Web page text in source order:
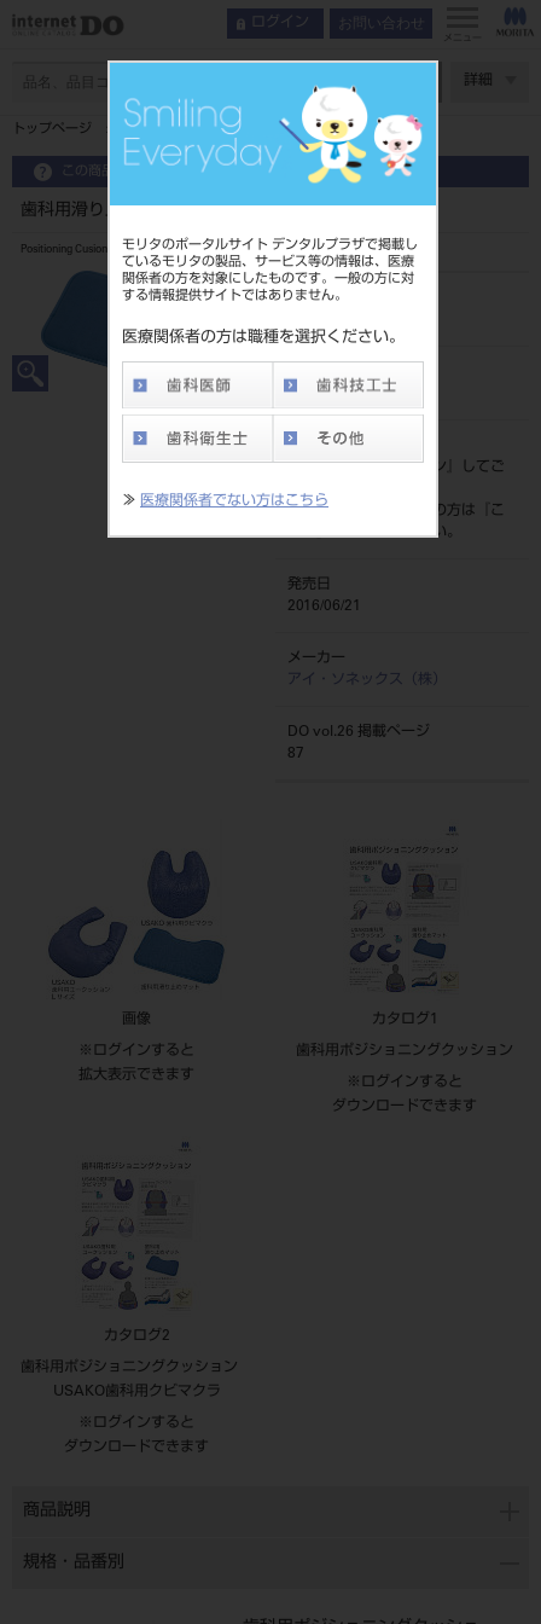
モリタのポータルサイト デンタルプラザで掲載し
ているモリタの製品、サービス等の情報は、医療
関係者の方を対象にしたものです。一般の方に対
する情報提供サイトではありません。
医療関係者の方は職種を選択ください。
≫ 医療関係者でない方はこちら
ログイン お問い合わせ
メニュー
詳細
トップページ 歯科用滑り止めマット
この商品に関するお問い合わせ
歯科用滑り止めマット
Positioning Cusion
品目コード
4560232691859
標準価格
価格の確認は『ログイン
』してご
ネット会員登録がまだの方は『
こ
ちら』より登録ください。
発売日
2016/06/21
メーカー
アイ・ソネックス（株）
DO vol.26 掲載ページ
87
画像
※ログインすると
拡大表示できます
カタログ1
歯科用ポジショニングクッション
※ログインすると
ダウンロードできます
カタログ2
歯科用ポジショニングクッション
USAKO歯科用クビマクラ
※ログインすると
ダウンロードできます
商品説明
規格・品番別